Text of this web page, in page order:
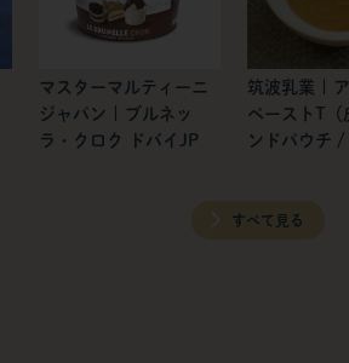
マスターマルティーニ
ジャパン | ブルネッ
ラ・クロク ドバイJP
筑波乳業 |
ペーストT（
ンドパウチ /
すべて見る